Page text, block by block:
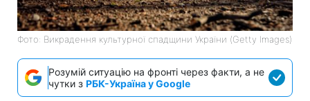
Фото: Викрадення культурної спадщини України (Getty Images)
Розумій ситуацію на фронті через факти, а не
чутки з РБК-Україна у Google